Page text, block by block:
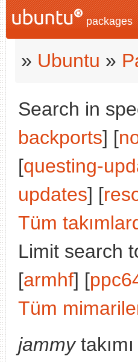
packages
» Ubuntu »
Search in
backports] [
[questing-
updates] [
Tüm
Limit search
[armhf] [
Tüm
jammy